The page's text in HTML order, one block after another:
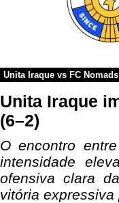
Unita Iraque vs FC
Unita Iraque
(6–2)
O encontro
intensidade
ofensiva clara
vitória